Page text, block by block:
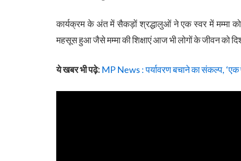
कार्यक्रम के अंत में सैकड़ों श्रद्धालुओं ने एक स्वर में मम्मा
महसूस हुआ जैसे मम्मा की शिक्षाएं आज भी लोगों के जीवन को
ये खबर भी पढ़े: MP News : पर्यावरण बचाने का संकल्प,